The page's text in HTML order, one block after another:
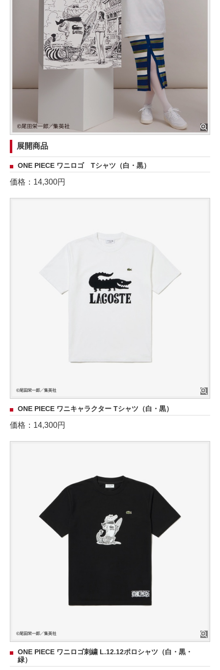
展開商品
ONE PIECE ワニロゴ Tシャツ（白・黒）
価格：14,300円
ONE PIECE ワニキャラクター Tシャツ（白・黒）
価格：14,300円
ONE PIECE ワニロゴ刺繍 L.12.12ポロシャツ（白・黒・
緑）